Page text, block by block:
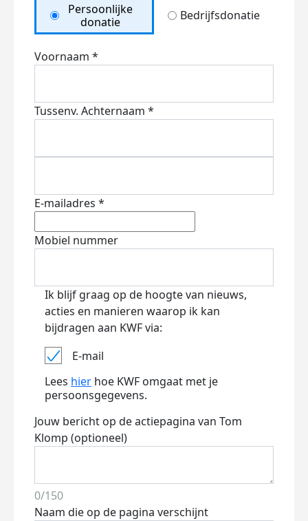
Persoonlijke
donatie
Bedrijfsdonatie
Voornaam *
Tussenv. Achternaam *
E-mailadres *
Mobiel nummer
Ik blijf graag op de hoogte van nieuws,
acties en manieren waarop ik kan
bijdragen aan KWF via:
E-mail
Lees hier hoe KWF omgaat met je
persoonsgegevens.
Jouw bericht op de actiepagina van Tom
Klomp (optioneel)
0/150
Naam die op de pagina verschijnt